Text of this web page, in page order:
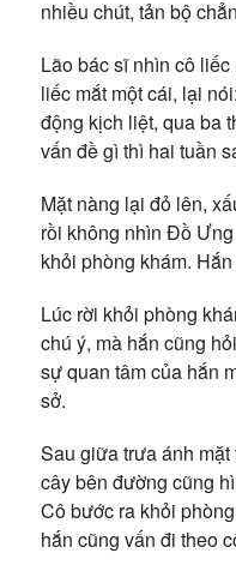
nhiều chút, tản bộ
Lão bác sĩ nhìn cô
liếc mắt một cái, lại
động kịch liệt, qua ba
vấn đề gì thì hai tuần
Mặt nàng lại đỏ lên,
rồi không nhìn Đồ
khỏi phòng khám.
Lúc rời khỏi phòng
chú ý, mà hắn cũng
sự quan tâm của hắn
sở.
Sau giữa trưa ánh
cây bên đường cũng
Cô bước ra khỏi
hắn cũng vấn đi theo